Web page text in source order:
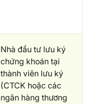
Nhà đầu tư lưu ký
chứng khoán tại
thành viên lưu ký
(CTCK hoặc các
ngân hàng thương